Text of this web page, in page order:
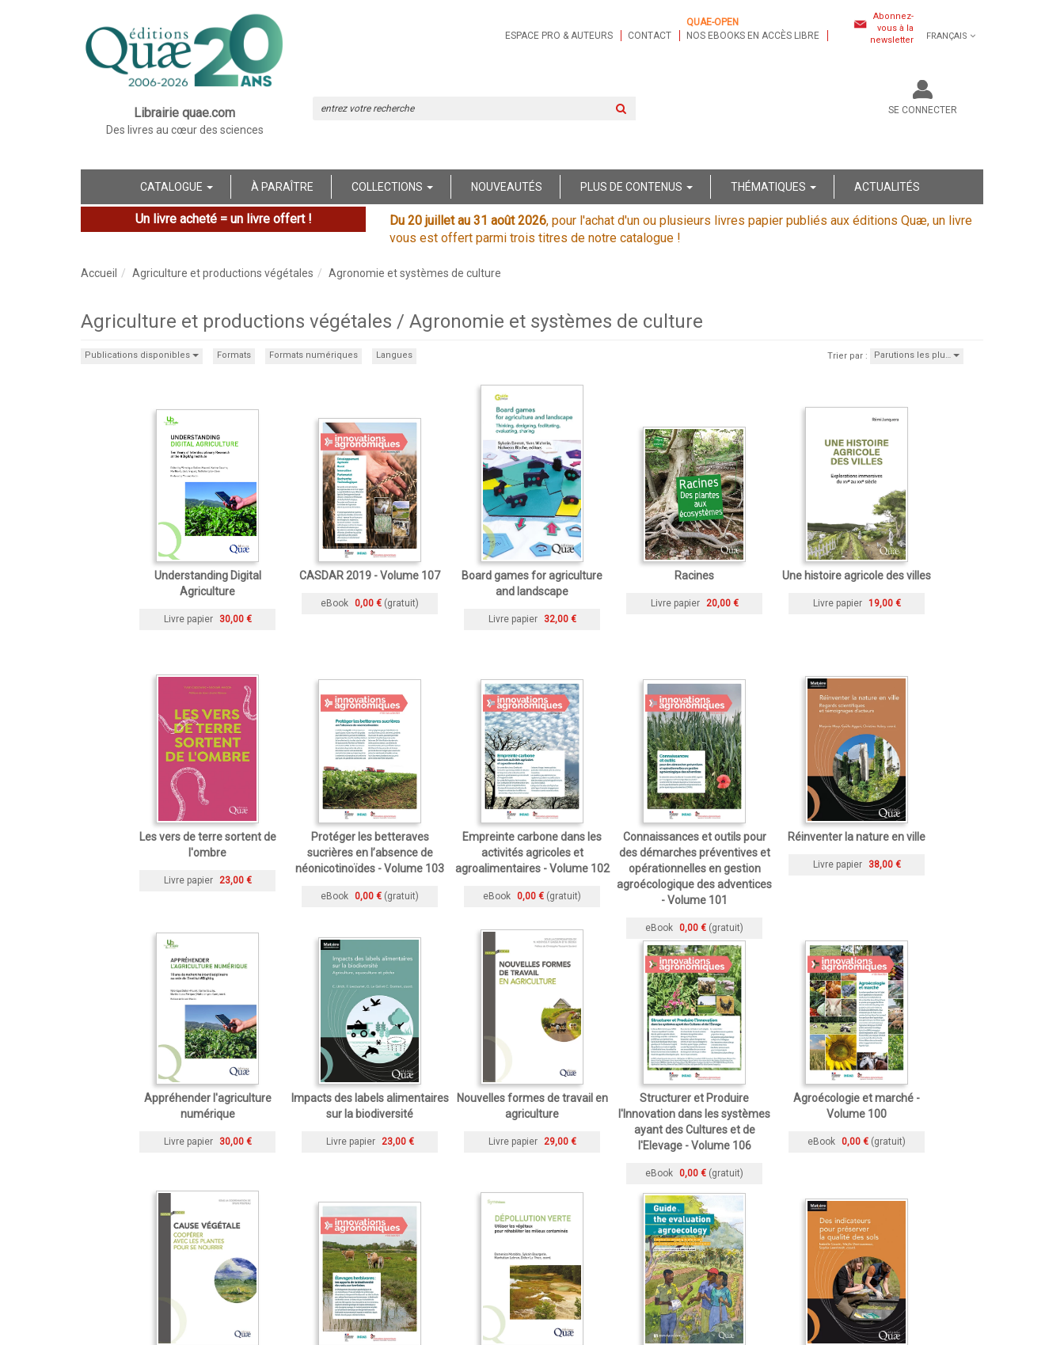
Librairie quae.com
Des livres au cœur des sciences
ESPACE PRO & AUTEURS CONTACT
QUAE-OPEN
NOS EBOOKS EN ACCÈS LIBRE
Abonnez-
vous à la
newsletter
FRANÇAIS
SE CONNECTER
CATALOGUE À PARAÎTRE COLLECTIONS NOUVEAUTÉS PLUS DE CONTENUS THÉMATIQUES ACTUALITÉS
Un livre acheté = un livre offert ! Du 20 juillet au 31 août 2026, pour l'achat d'un ou plusieurs livres papier publiés aux éditions Quæ, un livre
vous est offert parmi trois titres de notre catalogue !
Accueil Agriculture et productions végétales Agronomie et systèmes de culture
Agriculture et productions végétales / Agronomie et systèmes de culture
Publications disponibles Formats Formats numériques Langues Trier par : Parutions les plu…
Understanding Digital
Agriculture
Livre papier 30,00 €
CASDAR 2019 - Volume 107
eBook 0,00 € (gratuit)
Board games for agriculture
and landscape
Livre papier 32,00 €
Racines
Livre papier 20,00 €
Une histoire agricole des villes
Livre papier 19,00 €
Les vers de terre sortent de
l'ombre
Livre papier 23,00 €
Protéger les betteraves
sucrières en l’absence de
néonicotinoïdes - Volume 103
eBook 0,00 € (gratuit)
Empreinte carbone dans les
activités agricoles et
agroalimentaires - Volume 102
eBook 0,00 € (gratuit)
Connaissances et outils pour
des démarches préventives et
opérationnelles en gestion
agroécologique des adventices
- Volume 101
eBook 0,00 € (gratuit)
Réinventer la nature en ville
Livre papier 38,00 €
Appréhender l'agriculture
numérique
Livre papier 30,00 €
Impacts des labels alimentaires
sur la biodiversité
Livre papier 23,00 €
Nouvelles formes de travail en
agriculture
Livre papier 29,00 €
Structurer et Produire
l'Innovation dans les systèmes
ayant des Cultures et de
l'Elevage - Volume 106
eBook 0,00 € (gratuit)
Agroécologie et marché -
Volume 100
eBook 0,00 € (gratuit)